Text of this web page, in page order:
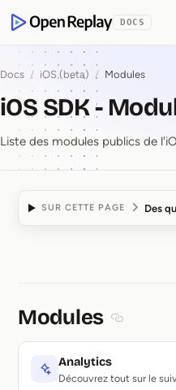
OpenReplay
DOCS
Docs / iOS (beta) / Modules
iOS SDK -
Liste des modules publics de
SUR CETTE PAGE Des
Modules
Analytics
Découvrez tout sur le